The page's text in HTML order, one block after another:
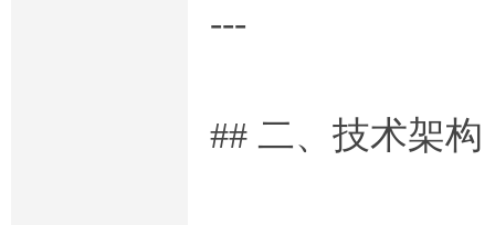
---
## 二、技术架构